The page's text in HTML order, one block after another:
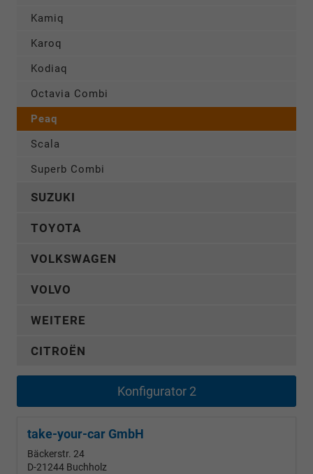
Kamiq
Karoq
Kodiaq
Octavia Combi
Peaq
Scala
Superb Combi
SUZUKI
TOYOTA
VOLKSWAGEN
VOLVO
WEITERE
CITROËN
Konfigurator 2
take-your-car GmbH
Bäckerstr. 24
D-21244 Buchholz